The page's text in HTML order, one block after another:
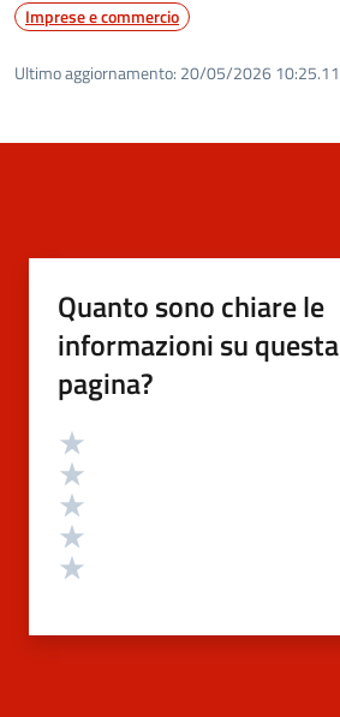
Imprese e commercio
Ultimo aggiornamento: 20/05/2026 10:25.11
Quanto sono chiare le
informazioni su questa
pagina?
Valutazione